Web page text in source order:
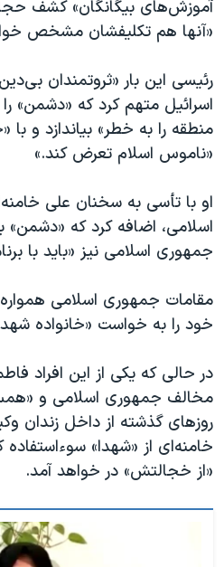
آموزش‌های بیگانگان» کشف
«آنها هم تکلیفشان مشخص
رئیسی این بار «ثروتمندان
اسرائیل متهم کرد که «دشمن»
منطقه را به خطر» بیاندازد و با
«ناموس اسلام تعرض کند.»
او با تأسی به سخنان علی
اسلامی، اضافه کرد که «دشمن»
جمهوری اسلامی نیز «باید با
مقامات جمهوری اسلامی
خود را به خواست «خانواده
در حالی که یکی از این افراد
مخالف جمهوری اسلامی و
روزهای گذشته از داخل زندان
خامنه‌ای از «شهدا»
«از خجالتش» در خواهد آمد.